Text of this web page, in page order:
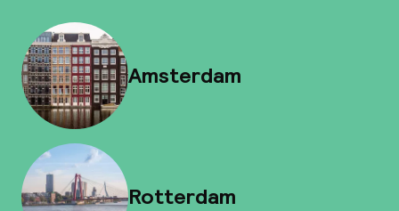
Amsterdam
Rotterdam